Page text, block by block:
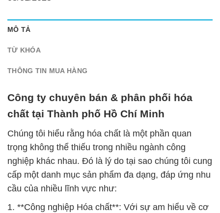
MÔ TẢ
TỪ KHÓA
THÔNG TIN MUA HÀNG
Công ty chuyên bán & phân phối hóa
chất tại Thành phố Hồ Chí Minh
Chúng tôi hiểu rằng hóa chất là một phần quan
trọng không thể thiếu trong nhiều ngành công
nghiệp khác nhau. Đó là lý do tại sao chúng tôi cung
cấp một danh mục sản phẩm đa dạng, đáp ứng nhu
cầu của nhiều lĩnh vực như:
1. **Công nghiệp Hóa chất**: Với sự am hiểu về cơ